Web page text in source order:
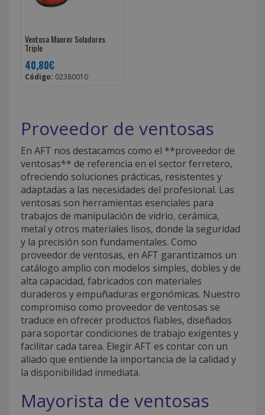
Ventosa Maurer Soladores
Triple
40,80€
Código: 02380010
Proveedor de ventosas
En AFT nos destacamos como el **proveedor de
ventosas** de referencia en el sector ferretero,
ofreciendo soluciones prácticas, resistentes y
adaptadas a las necesidades del profesional. Las
ventosas son herramientas esenciales para
trabajos de manipulación de vidrio, cerámica,
metal y otros materiales lisos, donde la seguridad
y la precisión son fundamentales. Como
proveedor de ventosas, en AFT garantizamos un
catálogo amplio con modelos simples, dobles y de
alta capacidad, fabricados con materiales
duraderos y empuñaduras ergonómicas. Nuestro
compromiso como proveedor de ventosas se
traduce en ofrecer productos fiables, diseñados
para soportar condiciones de trabajo exigentes y
facilitar cada tarea. Elegir AFT es contar con un
aliado que entiende la importancia de la calidad y
la disponibilidad inmediata.
Mayorista de ventosas